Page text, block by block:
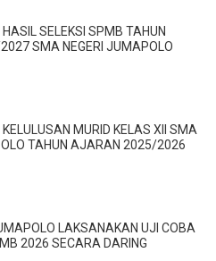
SELEKSI SPMB TAHUN
SMA NEGERI JUMAPOLO
MURID KELAS XII SMA
TAHUN AJARAN 2025/2026
LAKSANAKAN UJI COBA
2026 SECARA DARING